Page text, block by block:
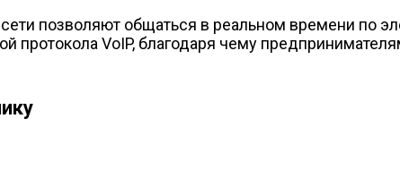
позволяют общаться в реальном времени по
VoIP, благодаря чему